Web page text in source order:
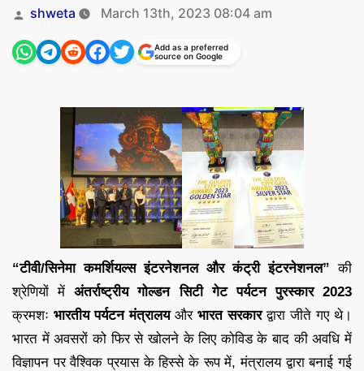
Posted
by
shweta March 13th, 2023 08:04 am
Add as a preferred
source on Google
“टीवी/सिनेमा कमर्शियल्स इंटरनेशनल और कंट्री इंटरनेशनल” की
श्रेणियों मेंअंतर्राष्ट्रीय गोल्डन सिटी गेट पर्यटन पुरस्कार 2023
क्रमशः भारतीय पर्यटन मंत्रालयऔरभारत सरकारद्वारा जीते गए थे।
भारत में अवसरों को फिर से खोलने के लिए कोविड के बाद की अवधि में
विज्ञापन पर वैश्विक प्रयास के हिस्से के रूप में, मंत्रालय द्वारा बनाई गई